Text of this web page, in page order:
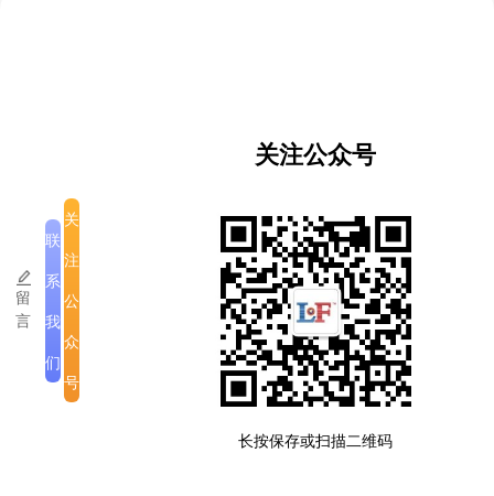
苏萨湾·帕迪认为，老中铁路和磨憨的发展是相辅相成
关系。铁路不仅缩短了两国空间距离，更带动了人员
流动和文化交流，成为双边合作重要桥梁。他说：“老
中铁路和磨憨，就像老中友谊双翼，铁路铺就了合作
之路，磨憨则展现出合作成果。”这一观点贯穿了他对
老中铁路与磨憨发展观察与报道，也让他对未来充满
期待。（昆明信息港 记者洪俊杰 张玉）
留
言
联
系
我
们
关
注
公
众
号
关注公众号
长按保存或扫描二维码
公司介绍 | 注意事项